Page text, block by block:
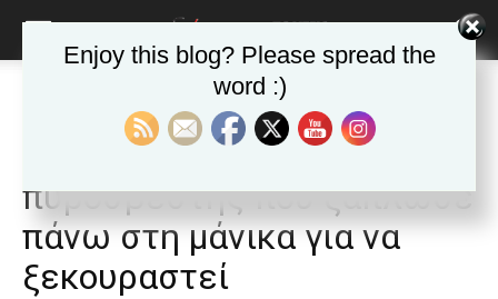
ΕΙΔΗΣΕΙΣ Ελλαδα
Viral ο εξαντλημένος
πυροσβέστης που ξάπλωσε
πάνω στη μάνικα για να
ξεκουραστεί
Enjoy this blog? Please spread the
word :)